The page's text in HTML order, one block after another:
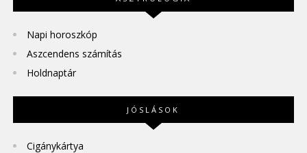
Napi horoszkóp
Aszcendens számítás
Holdnaptár
JÓSLÁSOK
Cigánykártya